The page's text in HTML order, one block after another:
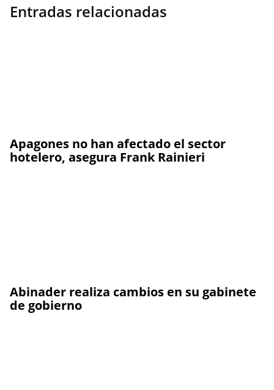
Entradas relacionadas
Apagones no han afectado el sector
hotelero, asegura Frank Rainieri
Abinader realiza cambios en su gabinete
de gobierno